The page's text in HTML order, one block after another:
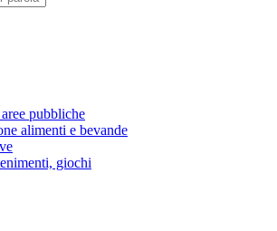
pubbliche
alimenti e bevande
giochi